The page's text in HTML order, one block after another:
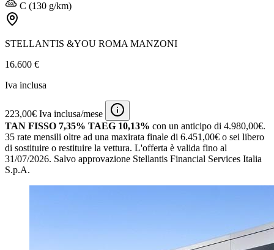
C (130 g/km)
STELLANTIS &YOU ROMA MANZONI
16.600 €
Iva inclusa
223,00€ Iva inclusa/mese
TAN FISSO 7,35% TAEG 10,13% con un anticipo di 4.980,00€.
35 rate mensili oltre ad una maxirata finale di 6.451,00€ o sei libero
di sostituire o restituire la vettura. L'offerta è valida fino al
31/07/2026. Salvo approvazione Stellantis Financial Services Italia
S.p.A.